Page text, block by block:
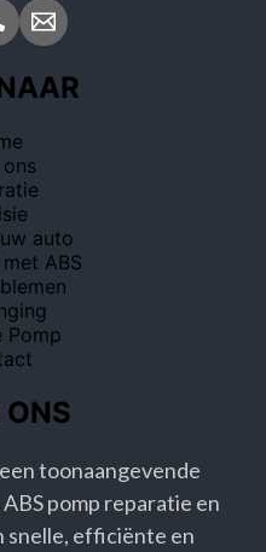
auto
ABS
Pomp
ONS
toonaangevende
pomp reparatie en
snelle, efficiënte en